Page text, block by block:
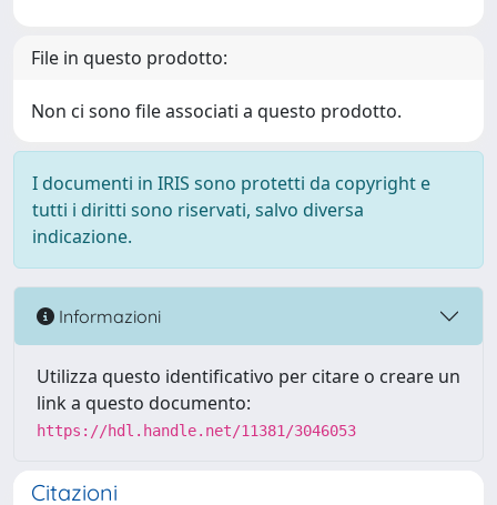
File in questo prodotto:
Non ci sono file associati a questo prodotto.
I documenti in IRIS sono protetti da copyright e
tutti i diritti sono riservati, salvo diversa
indicazione.
Informazioni
Utilizza questo identificativo per citare o creare un
link a questo documento:
https://hdl.handle.net/11381/3046053
Citazioni